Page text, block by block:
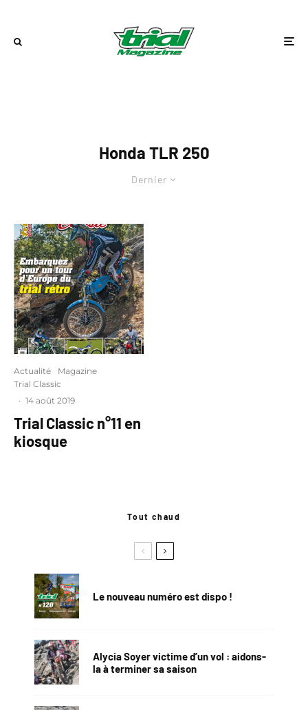
Honda TLR 250
Dernier
Actualité
Magazine
Trial Classic
· 14 août 2019
Trial Classic n°11 en
kiosque
Tout chaud
Le nouveau numéro est dispo !
Alycia Soyer victime d’un vol : aidons-
la à terminer sa saison